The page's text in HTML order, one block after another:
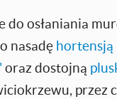
do osłaniania
nasadę hortensją
oraz dostojną
przez